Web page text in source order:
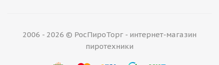
2006 - 2026 © РосПироТорг - интернет-магазин
пиротехники